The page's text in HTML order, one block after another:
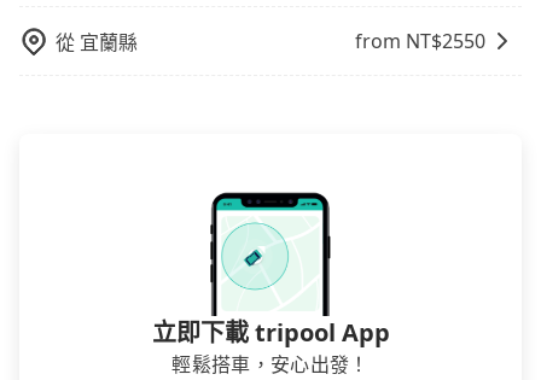
從 宜蘭縣 from NT$2550
立即下載 tripool App
輕鬆搭車，安心出發！